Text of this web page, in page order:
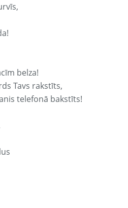
belza!
Tavs rakstīts,
telefonā bakstīts!